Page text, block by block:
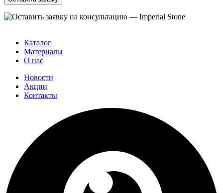
Каталог
Материалы
О нас
Новости
Акции
Контакты